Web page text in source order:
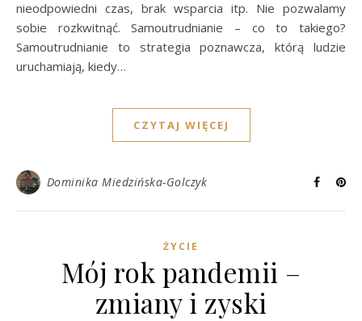
nieodpowiedni czas, brak wsparcia itp. Nie pozwalamy
sobie rozkwitnąć. Samoutrudnianie – co to takiego?
Samoutrudnianie to strategia poznawcza, którą ludzie
uruchamiają, kiedy…
CZYTAJ WIĘCEJ
Dominika Miedzińska-Golczyk
ŻYCIE
Mój rok pandemii –
zmiany i zyski